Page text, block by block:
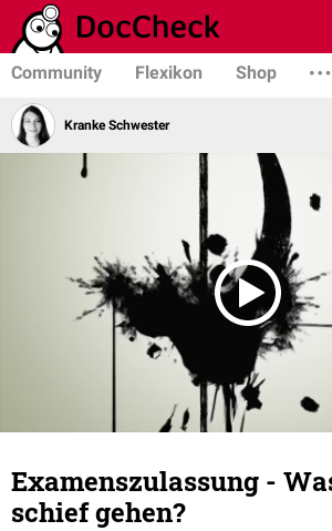
Community Flexikon Shop
Kranke Schwester
Examenszulassung -
schief gehen?